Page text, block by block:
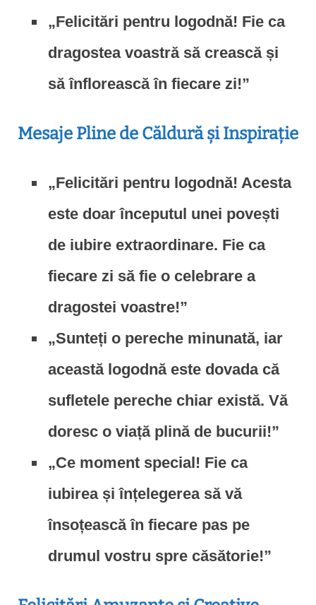
„Felicitări pentru logodnă! Fie ca
dragostea voastră să crească și
să înflorească în fiecare zi!”
Mesaje Pline de Căldură și Inspirație
„Felicitări pentru logodnă! Acesta
este doar începutul unei povești
de iubire extraordinare. Fie ca
fiecare zi să fie o celebrare a
dragostei voastre!”
„Sunteți o pereche minunată, iar
această logodnă este dovada că
sufletele pereche chiar există. Vă
doresc o viață plină de bucurii!”
„Ce moment special! Fie ca
iubirea și înțelegerea să vă
însoțească în fiecare pas pe
drumul vostru spre căsătorie!”